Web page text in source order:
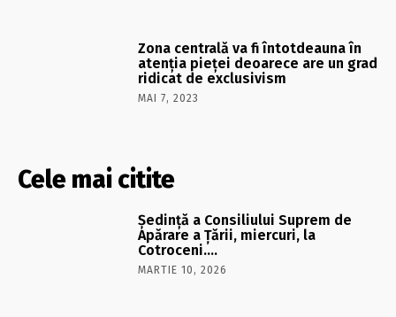
Zona centrală va fi întotdeauna în
atenţia pieţei deoarece are un grad
ridicat de exclusivism
MAI 7, 2023
Cele mai citite
Şedinţă a Consiliului Suprem de
Apărare a Ţării, miercuri, la
Cotroceni….
MARTIE 10, 2026